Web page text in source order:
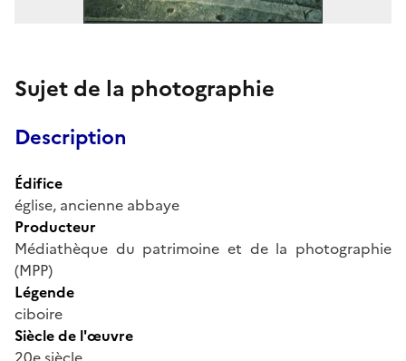
Sujet de la photographie
Description
Édifice
église, ancienne abbaye
Producteur
Médiathèque du patrimoine et de la photographie
(MPP)
Légende
ciboire
Siècle de l'œuvre